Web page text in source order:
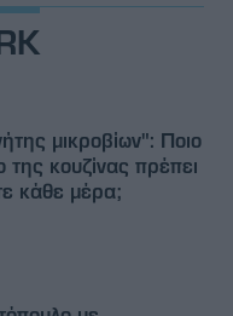
μικροβίων": Ποιο
της κουζίνας πρέπει
κάθε μέρα;